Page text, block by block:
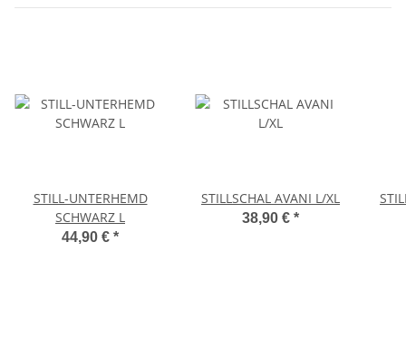
STILL-UNTERHEMD
SCHWARZ L
44,90 € *
STILLSCHAL AVANI L/XL
38,90 € *